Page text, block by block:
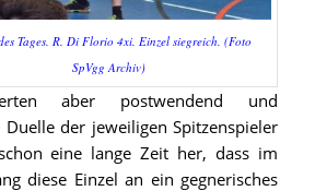
Tages. R. Di Florio 4xi. Einzel siegreich. (Foto
SpVgg Archiv)
aber postwendend und
der jeweiligen Spitzenspieler
eine lange Zeit her, dass im
diese Einzel an ein gegnerisches